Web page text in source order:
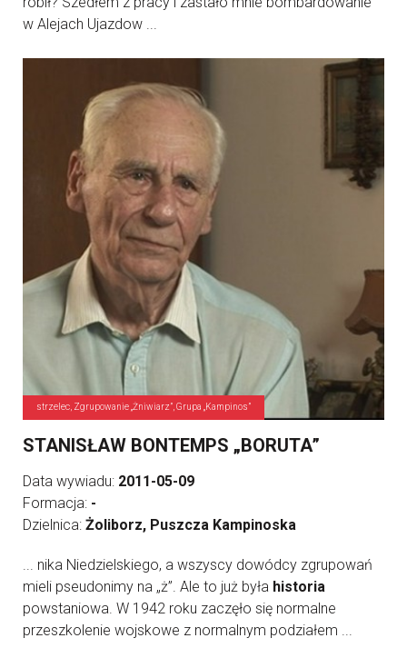
w Alejach Ujazdow ...
strzelec, Zgrupowanie „Żniwiarz”, Grupa „Kampinos”
STANISŁAW BONTEMPS „BORUTA”
Data wywiadu: 2011-05-09
Formacja: -
Dzielnica: Żoliborz, Puszcza Kampinoska
... nika Niedzielskiego, a wszyscy dowódcy zgrupowań
mieli pseudonimy na „ż”. Ale to już była historia
powstaniowa. W 1942 roku zaczęło się normalne
przeszkolenie wojskowe z normalnym podziałem ...